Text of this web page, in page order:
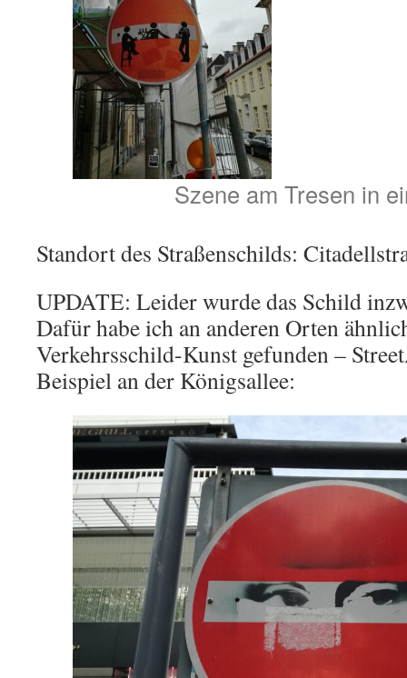
Szene am Tresen in
Standort des Straßenschilds:
UPDATE: Leider wurde das Schild
Dafür habe ich an anderen Orten
Verkehrsschild-Kunst gefunden –
Beispiel an der Königsallee: